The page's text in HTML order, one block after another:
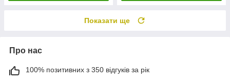
Показати ще
Про нас
100% позитивних з 350 відгуків за рік